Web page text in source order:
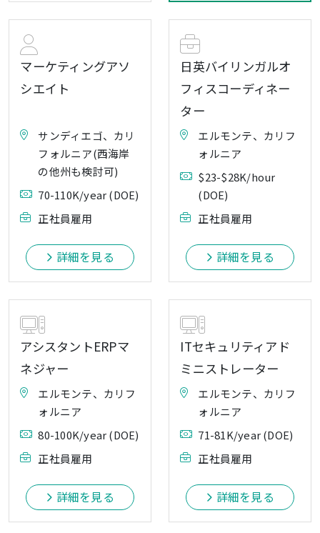
マーケティングアソ
シエイト
サンディエゴ、カリ
フォルニア(西海岸
の他州も検討可)
70-110K/year (DOE)
正社員雇用
詳細を見る
日英バイリンガルオ
フィスコーディネー
ター
エルモンテ、カリフ
ォルニア
$23-$28K/hour
(DOE)
正社員雇用
詳細を見る
アシスタントERPマ
ネジャー
エルモンテ、カリフ
ォルニア
80-100K/year (DOE)
正社員雇用
詳細を見る
ITセキュリティアド
ミニストレーター
エルモンテ、カリフ
ォルニア
71-81K/year (DOE)
正社員雇用
詳細を見る